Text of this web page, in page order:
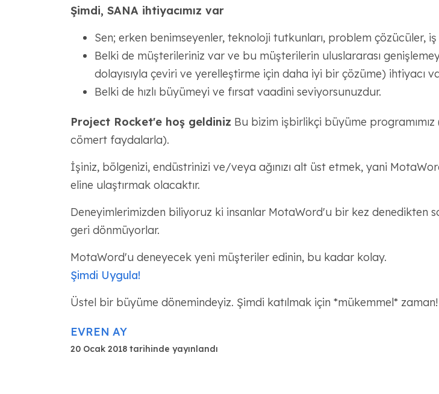
Şimdi, SANA ihtiyacımız var
Sen; erken benimseyenler, teknoloji tutkunları, problem çözücüler,
Belki de müşterileriniz var ve bu müşterilerin uluslararası
dolayısıyla çeviri ve yerelleştirme için daha iyi bir çözüme) ihtiyacı
Belki de hızlı büyümeyi ve fırsat vaadini seviyorsunuzdur.
Project Rocket'e hoş geldiniz Bu bizim işbirlikçi büyüme programımız
cömert faydalarla).
İşiniz, bölgenizi, endüstrinizi ve/veya ağınızı alt üst etmek, yani
eline ulaştırmak olacaktır.
Deneyimlerimizden biliyoruz ki insanlar MotaWord'u bir kez denedikten
geri dönmüyorlar.
MotaWord'u deneyecek yeni müşteriler edinin, bu kadar kolay.
Şimdi Uygula!
Üstel bir büyüme dönemindeyiz. Şimdi katılmak için *mükemmel* zaman!
EVREN AY
20 Ocak 2018 tarihinde yayınlandı